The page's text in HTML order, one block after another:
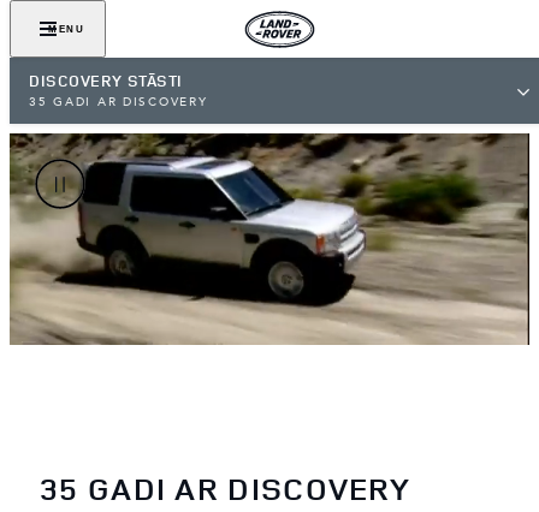
MENU
DISCOVERY STĀSTI
35 GADI AR DISCOVERY
35 GADI AR DISCOVERY